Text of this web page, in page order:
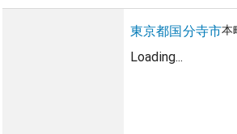
東京都国分寺市本
Loading...